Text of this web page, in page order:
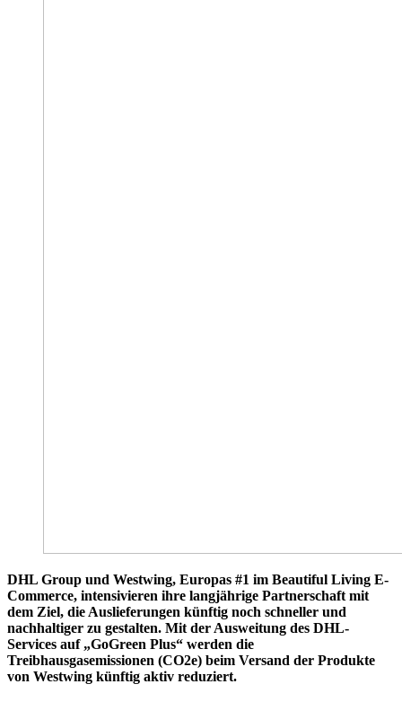
DHL Group und Westwing, Europas #1 im Beautiful Living E-
Commerce, intensivieren ihre langjährige Partnerschaft mit
dem Ziel, die Auslieferungen künftig noch schneller und
nachhaltiger zu gestalten. Mit der Ausweitung des DHL-
Services auf „GoGreen Plus“ werden die
Treibhausgasemissionen (CO2e) beim Versand der Produkte
von Westwing künftig aktiv reduziert.